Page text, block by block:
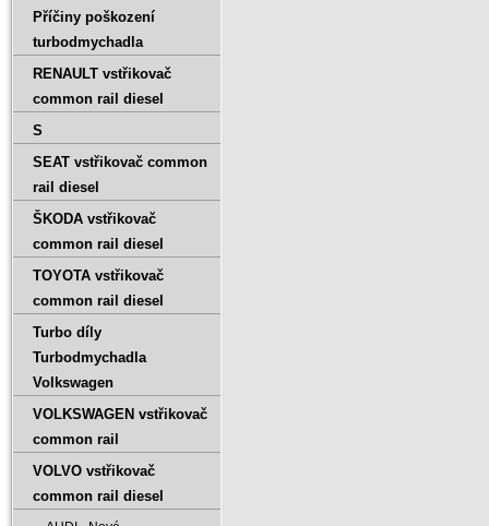
Příčiny poškození
turbodmychadla
RENAULT vstřikovač
common rail diesel
S
SEAT vstřikovač common
rail diesel
ŠKODA vstřikovač
common rail diesel
TOYOTA vstřikovač
common rail diesel
Turbo díly
Turbodmychadla
Volkswagen
VOLKSWAGEN vstřikovač
common rail
VOLVO vstřikovač
common rail diesel